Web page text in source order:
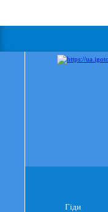
Гіди